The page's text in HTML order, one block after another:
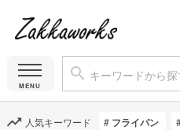
人気キーワード フライパン